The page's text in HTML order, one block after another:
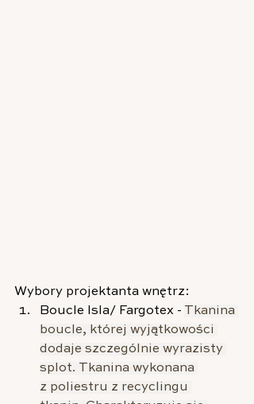
Wybory projektanta wnętrz:
Boucle Isla/ Fargotex -
Tkanina
boucle, której wyjątkowości
dodaje szczególnie wyrazisty
splot. Tkanina wykonana
z poliestru z recyclingu